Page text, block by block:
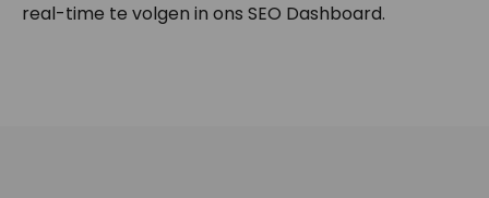
real-time te volgen in ons SEO Dashboard.